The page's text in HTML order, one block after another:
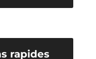
rapides